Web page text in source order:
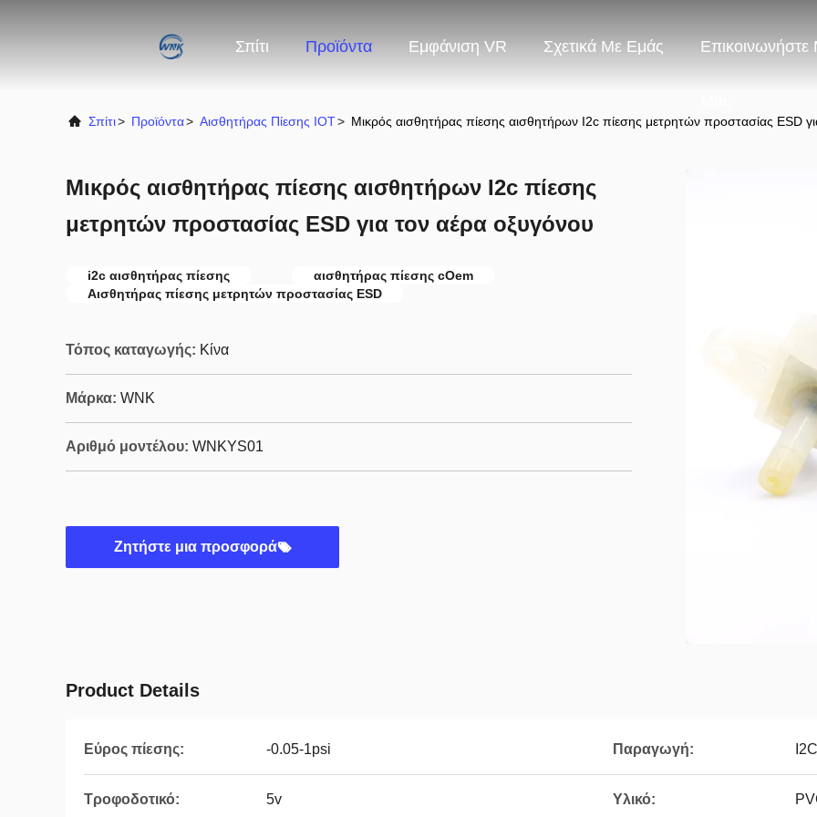
Σπίτι Προϊόντα Εμφάνιση VR Σχετικά Με Εμάς Επικοινωνήστε
Σπίτι> Προϊόντα> Αισθητήρας Πίεσης IOT> Μικρός αισθητήρας πίεσης αισθητήρων I2c πίεσης μετρητών προστασίας ESD
Μικρός αισθητήρας πίεσης αισθητήρων I2c πίεσης
μετρητών προστασίας ESD για τον αέρα οξυγόνου
i2c αισθητήρας πίεσης
αισθητήρας πίεσης cOem
Αισθητήρας πίεσης μετρητών προστασίας ESD
Τόπος καταγωγής: Κίνα
Μάρκα: WNK
Αριθμό μοντέλου: WNKYS01
Ζητήστε μια προσφορά
Product Details
Εύρος πίεσης: -0.05-1psi Παραγωγή: I2C
Τροφοδοτικό: 5v Υλικό: